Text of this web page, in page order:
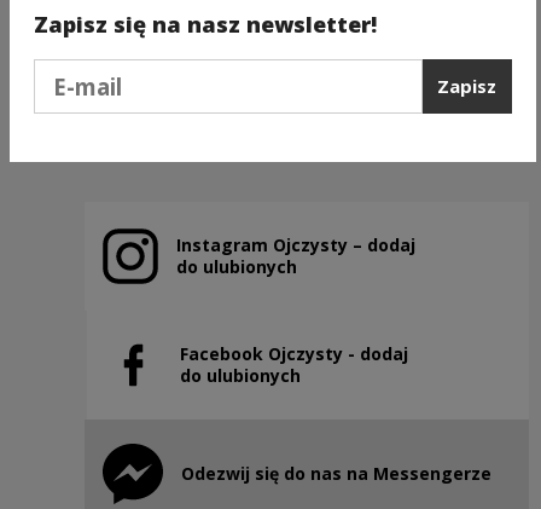
Następny slajd
Instagram Ojczysty – dodaj
do ulubionych
Uwaga, link zostanie otwarty w nowym oknie
Facebook Ojczysty - dodaj
do ulubionych
Uwaga, link zostanie otwarty w nowym oknie
Odezwij się do nas na Messengerze
Uwaga, link zostanie otwarty w nowym oknie
Zapisz się na nasz newsletter!
Zapisz